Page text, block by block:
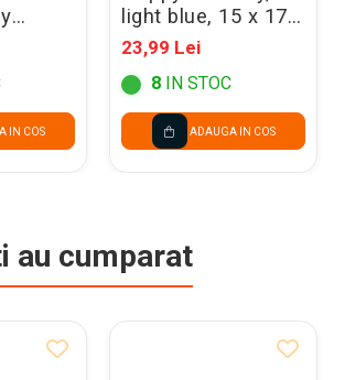
6
IN COS
light blue, 15 x 175
cm GRL57-001J
23,99 Lei
8 IN STOC
ADAUGA IN COS
au cumparat